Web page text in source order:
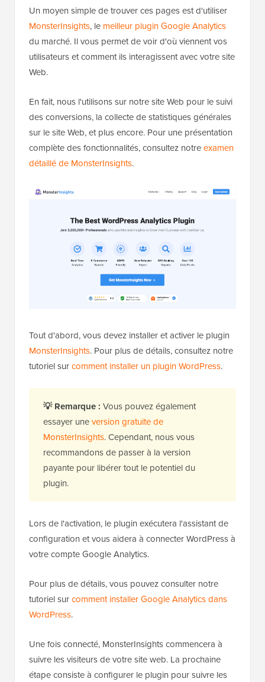
Un moyen simple de trouver ces pages est d'utiliser
MonsterInsights, le meilleur plugin Google Analytics
du marché. Il vous permet de voir d'où viennent vos
utilisateurs et comment ils interagissent avec votre site
Web.
En fait, nous l'utilisons sur notre site Web pour le suivi
des conversions, la collecte de statistiques générales
sur le site Web, et plus encore. Pour une présentation
complète des fonctionnalités, consultez notreexamen
détaillé de MonsterInsights.
Tout d'abord, vous devez installer et activer le plugin
MonsterInsights. Pour plus de détails, consultez notre
tutoriel surcomment installer un plugin WordPress.
💡 Remarque : Vous pouvez également
essayer uneversion gratuite de
MonsterInsights. Cependant, nous vous
recommandons de passer à la version
payante pour libérer tout le potentiel du
plugin.
Lors de l'activation, le plugin exécutera l'assistant de
configuration et vous aidera à connecter WordPress à
votre compte Google Analytics.
Pour plus de détails, vous pouvez consulter notre
tutoriel surcomment installer Google Analytics dans
WordPress.
Une fois connecté, MonsterInsights commencera à
suivre les visiteurs de votre site web. La prochaine
étape consiste à configurer le plugin pour suivre les